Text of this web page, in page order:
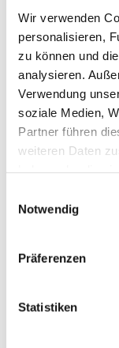
Wir verwenden
personalisieren,
zu können und
analysieren.
Verwendung
soziale Medien,
Partner führen
weiteren Daten
Notwendig
Präferenzen
Statistiken
Dies